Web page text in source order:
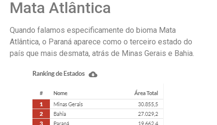
Mata Atlântica
Quando falamos especificamente do bioma Mata
Atlântica, o Paraná aparece como o terceiro estado do
país que mais desmata, atrás de Minas Gerais e Bahia.